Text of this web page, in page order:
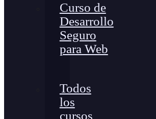
Curso de
Desarrollo
Seguro
para Web
Todos
los
cursos